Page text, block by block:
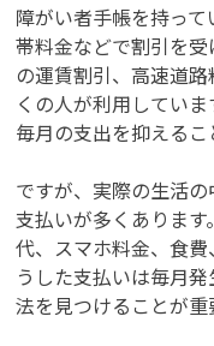
障がい者手帳を持っ
帯料金などで割引を
の運賃割引、高速道
くの人が利用してい
毎月の支出を抑えるこ
ですが、実際の生活
支払いが多くありま
代、スマホ料金、食
うした支払いは毎月
法を見つけることが重